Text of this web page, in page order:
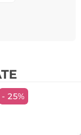
- 25%